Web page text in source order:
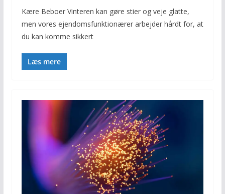
Kære Beboer Vinteren kan gøre stier og veje glatte,
men vores ejendomsfunktionærer arbejder hårdt for, at
du kan komme sikkert
Læs mere